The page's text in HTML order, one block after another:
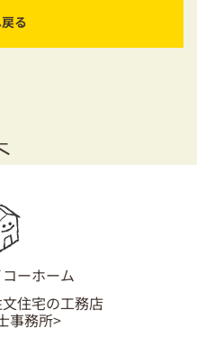
る
ーホーム
住宅の工務店
事務所>